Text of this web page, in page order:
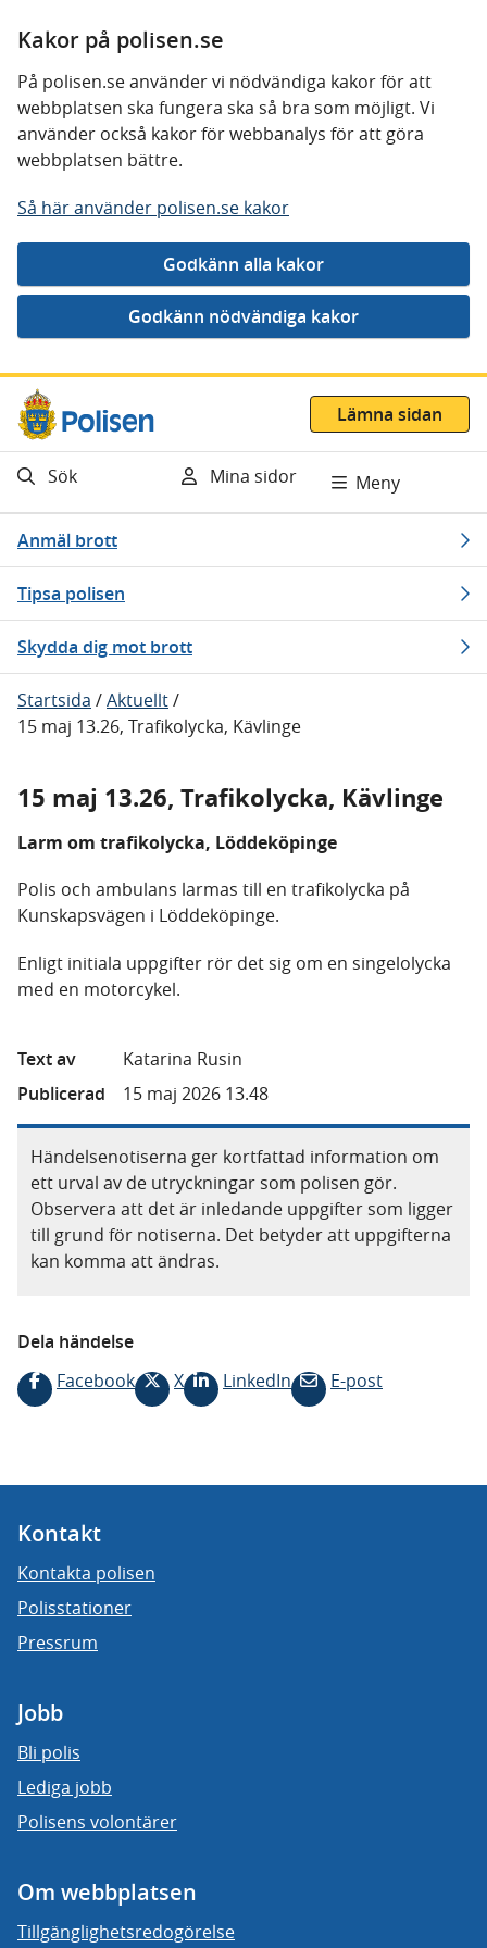
Kakor på polisen.se
På polisen.se använder vi nödvändiga kakor för att
webbplatsen ska fungera ska så bra som möjligt. Vi
använder också kakor för webbanalys för att göra
webbplatsen bättre.
Så här använder polisen.se kakor
Gå direkt till innehåll
Lämna sidan
Sök Mina sidor Meny
Anmäl brott
Tipsa polisen
Skydda dig mot brott
Startsida /Aktuellt/
15 maj 13.26, Trafikolycka, Kävlinge
15 maj 13.26, Trafikolycka, Kävlinge
Larm om trafikolycka, Löddeköpinge
Polis och ambulans larmas till en trafikolycka på
Kunskapsvägen i Löddeköpinge.
Enligt initiala uppgifter rör det sig om en singelolycka
med en motorcykel.
Text av
Katarina Rusin
Publicerad
15 maj 2026 13.48
Händelsenotiserna ger kortfattad information om
ett urval av de utryckningar som polisen gör.
Observera att det är inledande uppgifter som ligger
till grund för notiserna. Det betyder att uppgifterna
kan komma att ändras.
Dela händelse
Facebook
X LinkedIn E-post
Kontakt
Kontakta polisen
Polisstationer
Pressrum
Jobb
Bli polis
Lediga jobb
Polisens volontärer
Om webbplatsen
Tillgänglighetsredogörelse